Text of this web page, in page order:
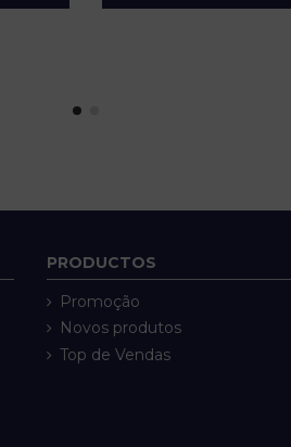
PRODUCTOS
Promoção
Novos produtos
Top de Vendas